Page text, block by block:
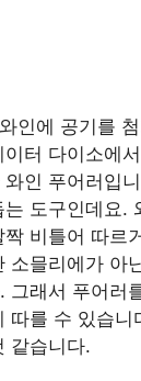
인에 공기를
터 다이소에
인 푸어러입
도구인데요.
비틀어 따르
소믈리에가 아
그래서 푸어러
따를 수 있습니
같습니다.